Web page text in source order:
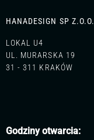
HANADESIGN SP Z.O.O.
LOKAL U4
UL. MURARSKA 19
31 - 311 KRAKÓW
Godziny otwarcia: